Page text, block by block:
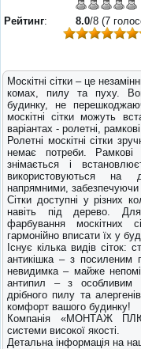
Рейтинг: 8.0/8 (7
Москітні сітки – це
комах, пилу та пуху.
будинку, не
москітні сітки можуть
варіантах - ролетні,
Ролетні москітні сітки
немає потреби. Рамкові
знімається і
використовуються на
напрямними, забезпечуючи
Сітки доступні у різних
навіть під дерево.
фарбування москітних
гармонійно вписати їх у
Існує кілька видів
антикішка – з посиленим
невидимка – майже
антипил – з особливим
дрібного пилу та
комфорт вашого будинку!
Компанія «МОНТАЖ
системи високої якості.
Детальна інформація на